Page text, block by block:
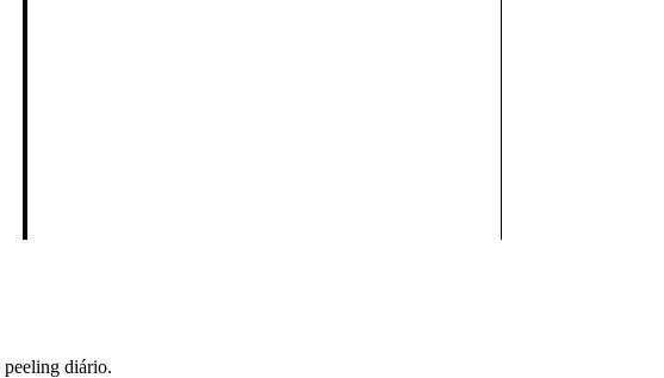
peeling diário.